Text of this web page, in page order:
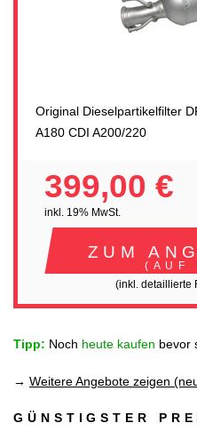
Original Dieselpartikelfilter
A180 CDI A200/220
399,00 €
inkl. 19% MwSt.
ZUM
(AUF
(inkl. detaillierte
Tipp: Noch heute kaufen bevor
→ Weitere Angebote zeigen
GÜNSTIGSTER